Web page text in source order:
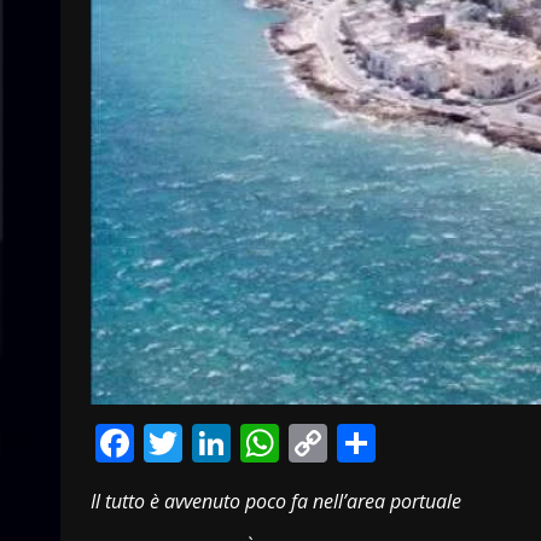
Facebook
Twitter
LinkedIn
WhatsApp
Copy
Link
Il tutto è avvenuto poco fa nell’area portuale